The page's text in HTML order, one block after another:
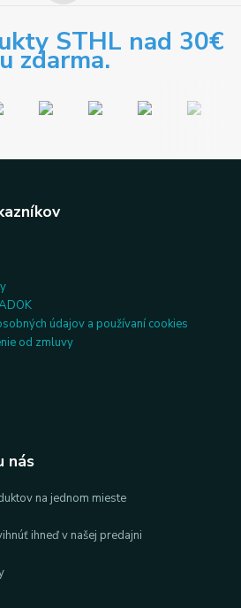
STHL nad 30€
zdarma.
údajov a používaní cookies
od zmluvy
nás
na jednom mieste
ihneď v našej predajni